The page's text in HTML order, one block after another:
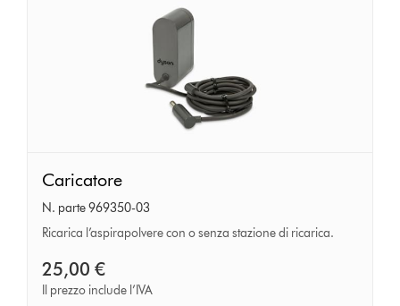
Caricatore
N. parte 969350-03
Ricarica l’aspirapolvere con o senza stazione di ricarica.
25,00 €
Il prezzo include l’IVA